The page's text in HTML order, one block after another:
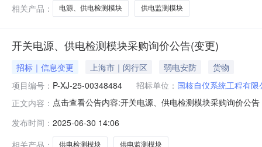
相关产品：
电源、供电检测模块 供电监测模块
开关电源、供电检测模块采购询价公告(变更)
招标｜信息变更 上海市｜闵行区 弱电安防
货物
项目编号： P-XJ-25-00348484 招标单位： 国核自仪系统工程有限
正文内容： 点击查看公告内容:开关电源、供电检测模块采购询价公
购执行人：张帆八、采购执行人联系方式：
发布时间： 2025-06-30 14:06
相关产品：
供电检测模块 供电监测模块